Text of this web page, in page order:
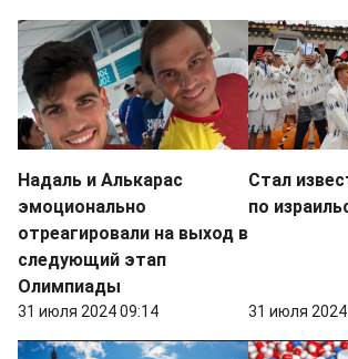
Надаль и Алькарас
эмоционально
отреагировали на выход в
следующий этап
Олимпиады
31 июля 2024 09:14
Стал
по
31 июля 2024